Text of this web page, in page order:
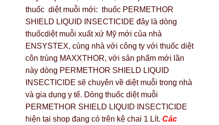
thuốc diệt muỗi mới: thuốc PERMETHOR
SHIELD LIQUID INSECTICIDE đây là dòng
thuốcdiệt muỗi xuất xứ Mỹ mới của nhà
ENSYSTEX, cùng nhà với công ty với thuốc diệt
côn trùng MAXXTHOR, với sản phẩm mới lần
này dòng PERMETHOR SHIELD LIQUID
INSECTICIDE sẽ chuyên về diệt muỗi trong nhà
và gia dụng y tế. Dòng thuốc diệt muỗi
PERMETHOR SHIELD LIQUID INSECTICIDE
hiện tại shop đang có trên kệ chai 1 Lít. Các